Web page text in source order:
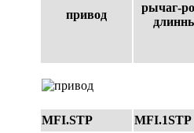
привод
рычаг-
MFI.STP
MFI.1STP